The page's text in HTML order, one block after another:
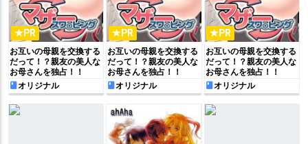
★PR
お互いの母親を交換する
だって！？親友の美人な
お母さんを独占！！
オリジナル
★PR
お互いの母親を交換する
だって！？親友の美人な
お母さんを独占！！
オリジナル
★PR
お互いの母親を交換する
だって！？親友の美人な
お母さんを独占！！
オリジナル